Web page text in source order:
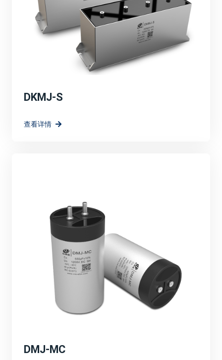
等，确保了电容器在复杂环境下的稳定运行。
高效能与环保：
强调宸瑞科技的薄膜电容器在提升系统效率方面的作用，
如降低能量损耗、提高电能转换效率等。同时，也突出产
宸瑞科技在薄膜电容器领域的长远规划和愿景，包括持续
宸瑞科技积极响应全球能源转型和碳中和目标，致力于推
动绿色能源的发展。公司将继续秉承可持续发展的理念，
为客户提供更加环保、高效的能源解决方案，为地球环境
贡献一份力量。
深圳PCIM展会的成功举办不仅为宸瑞科技提供了一个
展示自身实力和品牌形象的重要平台，更为公司未来的发
展注入了新的活力和机遇。宸瑞科技将以此次展会为契
机，不断创新进取，为全球绿色能源事业贡献更多力量。
DKMJ-S
查看详情
DMJ-MC